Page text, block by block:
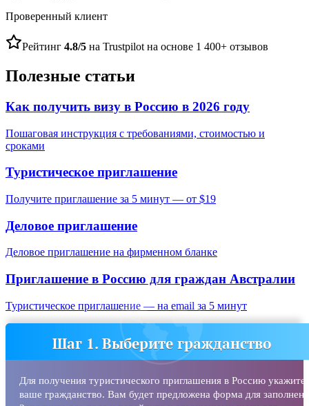
Проверенный клиент
Рейтинг 4.8/5 на Trustpilot на основе 1 400+ отзывов
Полезные статьи
Как получить визу в Россию в 2026 году
Пошаговая инструкция с требованиями, стоимостью и
сроками
Туристическое приглашение
Получите приглашение за 5 минут — от $19
Деловое приглашение
Деловое приглашение на фирменном бланке
Приглашение в Россию для граждан Австралии
Туристическое приглашение — на email за 5 минут
Шаг 1. Выберите гражданство
Для получения туристического приглашения в Россию укажите
ваше гражданство. Вам будет предложена форма для